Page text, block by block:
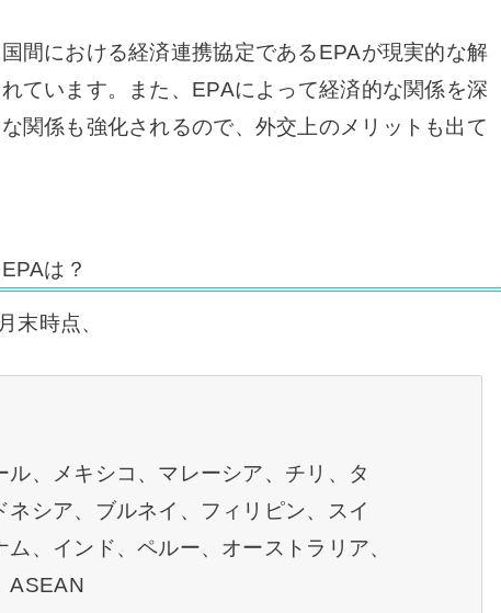
間における経済連携協定であるEPAが現実的な解
ています。また、EPAによって経済的な関係を深
関係も強化されるので、外交上のメリットも出て
は？
末時点、
ル、メキシコ、マレーシア、チリ、タ
ネシア、ブルネイ、フィリピン、スイ
ム、インド、ペルー、オーストラリア、
ASEAN